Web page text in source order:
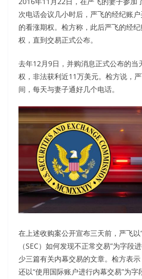
次电话会议几小时后，严飞的经纪账
的看涨期权。检方称，此后严飞的经
权，直到交易正式公布。
去年12月9日，并购消息正式公布的当
权，非法获利近11万美元。检方说，
间，每天与妻子通好几个电话。
在上述收购案公开宣布三天前，严飞
（SEC）如何发现不正常交易”为字段
少三篇有关内幕交易的文章。检方表
还以“使用国际账户进行内幕交易”为